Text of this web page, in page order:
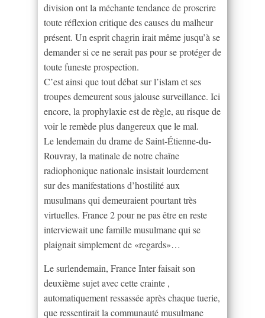
division ont la méchante tendance de proscrire
toute réflexion critique des causes du malheur
présent. Un esprit chagrin irait même jusqu’à se
demander si ce ne serait pas pour se protéger de
toute funeste prospection.
C’est ainsi que tout débat sur l’islam et ses
troupes demeurent sous jalouse surveillance. Ici
encore, la prophylaxie est de règle, au risque de
voir le remède plus dangereux que le mal.
Le lendemain du drame de Saint-Étienne-du-
Rouvray, la matinale de notre chaîne
radiophonique nationale insistait lourdement
sur des manifestations d’hostilité aux
musulmans qui demeuraient pourtant très
virtuelles. France 2 pour ne pas être en reste
interviewait une famille musulmane qui se
plaignait simplement de «regards»…
Le surlendemain, France Inter faisait son
deuxième sujet avec cette crainte ,
automatiquement ressassée après chaque tuerie,
que ressentirait la communauté musulmane